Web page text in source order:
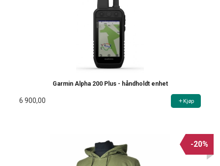
Garmin Alpha 200 Plus - håndholdt enhet
6 900,00 Kjøp
-20%